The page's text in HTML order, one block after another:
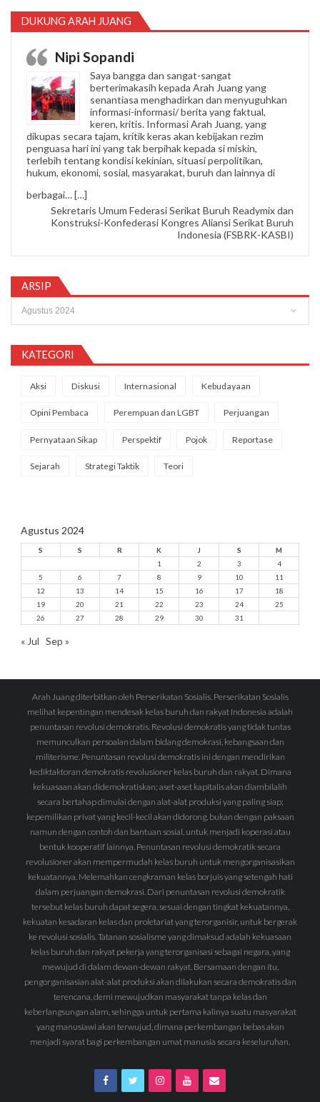
DUKUNG ARAH JUANG
Nipi Sopandi
Saya bangga dan sangat-sangat
berterimakasih kepada Arah Juang yang
senantiasa menghadirkan dan menyuguhkan
informasi-informasi/ berita yang faktual,
keren, kritis. Informasi Arah Juang, yang
dikupas secara tajam, kritik keras akan kebijakan rezim
penguasa hari ini yang tak berpihak kepada si miskin,
terlebih tentang kondisi kekinian, situasi perpolitikan,
hukum, ekonomi, sosial, masyarakat, buruh dan lainnya di
berbagai…[…]
Sekretaris Umum Federasi Serikat Buruh Readymix dan
Konstruksi-Konfederasi Kongres Aliansi Serikat Buruh
Indonesia (FSBRK-KASBI)
ARSIP
KATEGORI
Aksi Diskusi Internasional Kebudayaan
Opini Pembaca Perempuan dan LGBT Perjuangan
Pernyataan Sikap Perspektif Pojok Reportase
Sejarah Strategi Taktik Teori
Agustus 2024
S S R K J S
M
1
2 3
4
5
6 7 8 9 10
11
12
13 14 15 16 17
18
19
20 21 22 23 24
25
26
27 28 29 30 31
« Jul Sep »
Arah Juang diterbitkan oleh Perserikatan Sosialis. Perserikatan Sosialis
melihat kepentingan mendesak kelas buruh dan rakyat Indonesia adalah
penuntasan revolusi demokratis. Revolusi demokratis yang tidak tuntas
memunculkan persoalan dalam bidang demokrasi, kebangsaan dan
militerisme. Penuntasan revolusi demokratis ini dengan mendirikan
kediktaktoran demokratis revolusioner kelas buruh dan rakyat. Dimana
kekuasaan akan didemokratiskan; aset-aset kapitalis akan diambilalih
secara bertahap dimulai dengan alat-alat produksi yang paling siap;
kepemilikan privat yang kecil-kecil akan didorong, bukan dengan paksaan
namun dengan contoh dan bantuan sosial, untuk menjadi koperasi atau
bentuk kooperatif lainnya. Penuntasan revolusi demokratik secara
revolusioner akan mempermudah kelas buruh untuk mengorganisasikan
kekuatannya. Melemahkan cengkraman kelas borjuis yang setengah hati
dalam perjuangan demokrasi. Dari penuntasan revolusi demokratik
tersebut kelas buruh dapat segera, sesuai dengan tingkat kekuatannya,
kekuatan kesadaran kelas dan proletariat yang terorganisir, untuk bergerak
ke revolusi sosialis. Tatanan sosialisme yang dimaksud adalah kekuasaan
kelas buruh dan rakyat pekerja yang terorganisasi sebagai negara, yang
mewujud di dalam dewan-dewan rakyat. Bersamaan dengan itu,
pengorganisasian alat-alat produksi akan dilakukan secara demokratis dan
terencana, demi mewujudkan masyarakat tanpa kelas dan
keberlangsungan alam, sehingga untuk pertama kalinya suatu masyarakat
yang manusiawi akan terwujud, dimana perkembangan bebas akan
menjadi syarat bagi perkembangan umat manusia secara keseluruhan.